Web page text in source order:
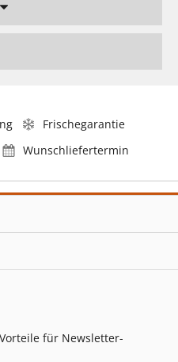
Frischegarantie
Wunschliefertermin
für Newsletter-